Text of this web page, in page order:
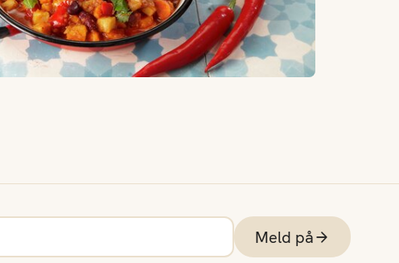
Meld på